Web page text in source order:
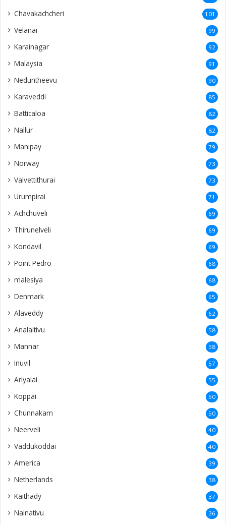
Chavakachcheri 101
Velanai 99
Karainagar 92
Malaysia 91
Neduntheevu 90
Karaveddi 85
Batticaloa 82
Nallur 82
Manipay 79
Norway 73
Valvettithurai 73
Urumpirai 71
Achchuveli 69
Thirunelveli 69
Kondavil 69
Point Pedro 68
malesiya 68
Denmark 65
Alaveddy 62
Analaitivu 58
Mannar 58
Inuvil 57
Ariyalai 55
Koppai 50
Chunnakam 50
Neerveli 40
Vaddukoddai 40
America 39
Netherlands 38
Kaithady 37
Nainativu 36